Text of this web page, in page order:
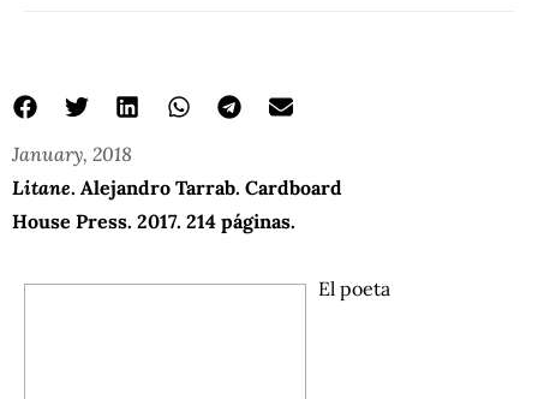
January, 2018
Litane. Alejandro Tarrab. Cardboard
House Press. 2017. 214 páginas.
El poeta